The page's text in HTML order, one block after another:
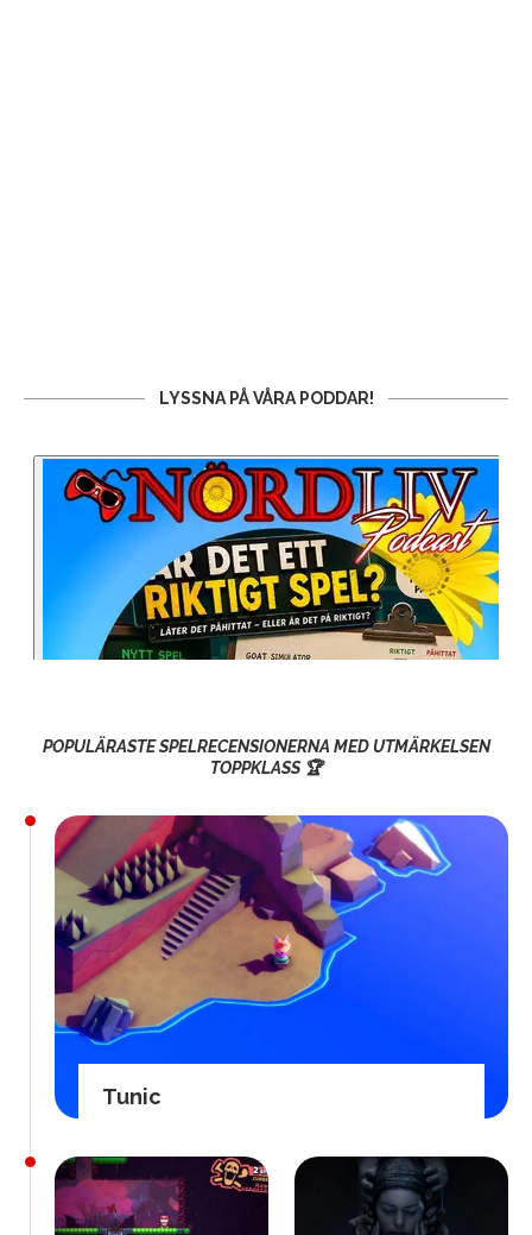
LYSSNA PÅ VÅRA PODDAR!
POPULÄRASTE SPELRECENSIONERNA MED UTMÄRKELSEN
TOPPKLASS 🏆
Tunic